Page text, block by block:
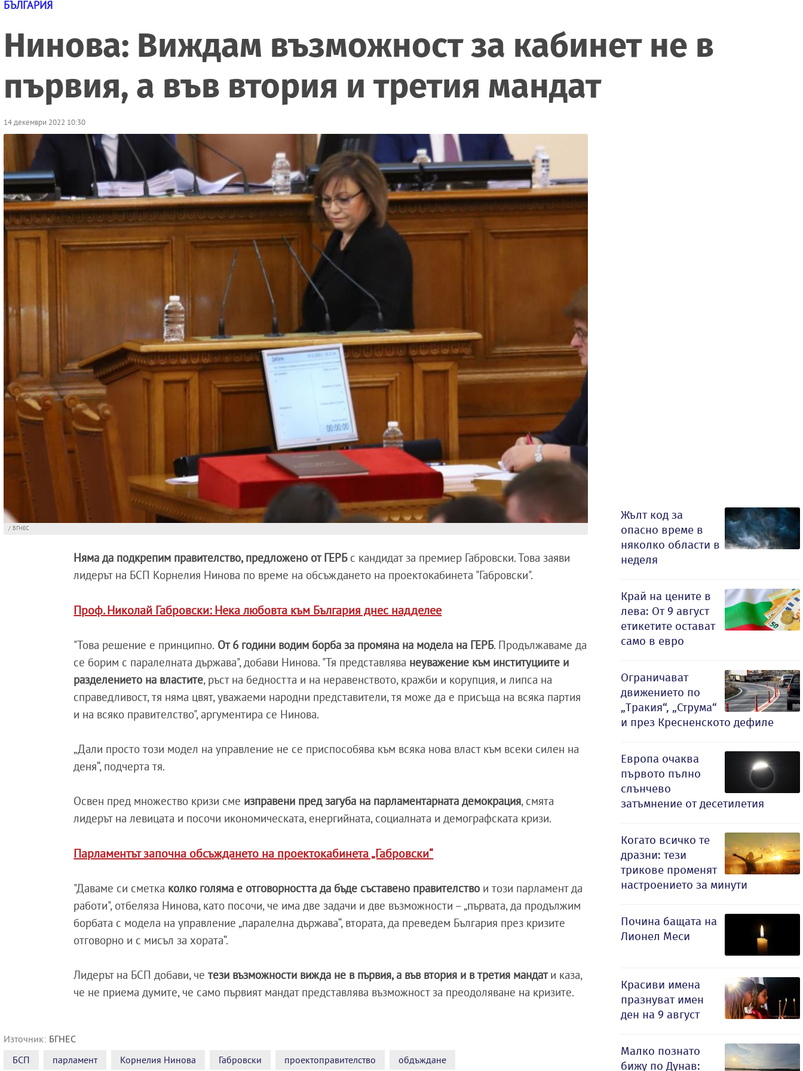
БЪЛГАРИЯ
Нинова: Виждам възможност за кабинет не в
първия, а във втория и третия мандат
14 декември 2022 10:30
/ БГНЕС
Няма да подкрепим правителство, предложено от ГЕРБ с кандидат за премиер Габровски. Това заяви
лидерът на БСП Корнелия Нинова по време на обсъждането на проектокабинета "Габровски".
Проф. Николай Габровски: Нека любовта към България днес надделее
"Това решение е принципно. От 6 години водим борба за промяна на модела на ГЕРБ. Продължаваме да
се борим с паралелната държава", добави Нинова. "Тя представлява неуважение към институциите и
разделението на властите, ръст на бедността и на неравенството, кражби и корупция, и липса на
справедливост, тя няма цвят, уважаеми народни представители, тя може да е присъща на всяка партия
и на всяко правителство", аргументира се Нинова.
„Дали просто този модел на управление не се приспособява към всяка нова власт към всеки силен на
деня“, подчерта тя.
Освен пред множество кризи сме изправени пред загуба на парламентарната демокрация, смята
лидерът на левицата и посочи икономическата, енергийната, социалната и демографската кризи.
Парламентът започна обсъждането на проектокабинета „Габровски“
"Даваме си сметка колко голяма е отговорността да бъде съставено правителство и този парламент да
работи", отбеляза Нинова, като посочи, че има две задачи и две възможности – „първата, да продължим
борбата с модела на управление „паралелна държава“, втората, да преведем България през кризите
отговорно и с мисъл за хората“.
Лидерът на БСП добави, четези възможности вижда не в първия, а във втория и в третия мандати каза,
че не приема думите, че само първият мандат представлява възможност за преодоляване на кризите.
Източник: БГНЕС
БСП
парламент Корнелия Нинова Габровски проектоправителство обдъждане
Жълт код за
опасно време в
няколко области в
неделя
Край на цените в
лева: От 9 август
етикетите остават
само в евро
Ограничават
движението по
„Тракия“, „Струма“
и през Кресненското дефиле
Европа очаква
първото пълно
слънчево
затъмнение от десетилетия
Когато всичко те
дразни: тези
трикове променят
настроението за минути
Почина бащата на
Лионел Меси
Красиви имена
празнуват имен
ден на 9 август
Малко познато
бижу по Дунав: